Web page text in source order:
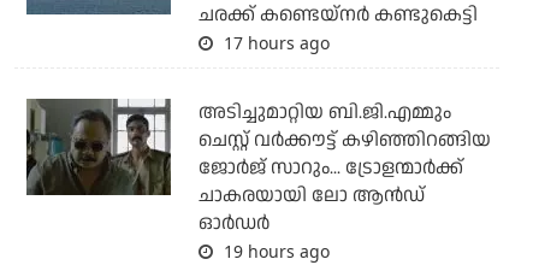
ചരക്ക് കണ്ടെയ്‌നര്‍ കണ്ടുകെട്ടി
17 hours ago
അടിച്ചുമാറ്റിയ ബി.ജി.എമ്മും
ചെസ്റ്റ് വര്‍ക്കൗട്ട് കഴിഞ്ഞിറങ്ങിയ
ജോര്‍ജ് സാറും... ട്രോളന്മാര്‍ക്ക്
ചാകരയായി ലോ ആന്‍ഡ്
ഓര്‍ഡര്‍
19 hours ago